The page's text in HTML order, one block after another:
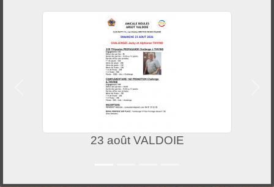
23 août VALDOIE